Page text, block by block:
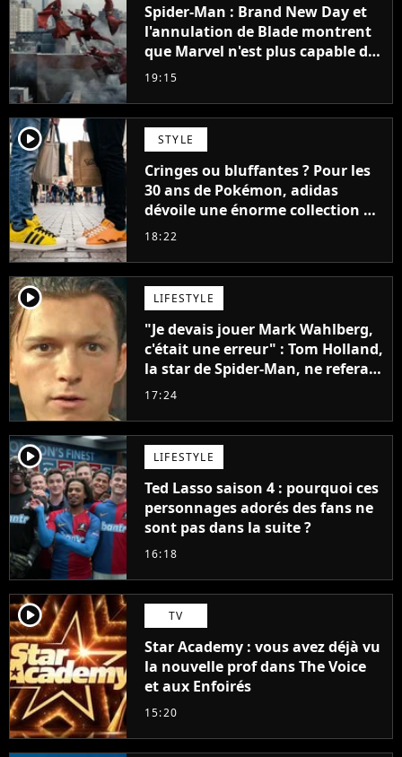
Spider-Man : Brand New Day et
l'annulation de Blade montrent
que Marvel n'est plus capable de
faire quoi que ce soit de simple
19:15
player2 STYLE
Cringes ou bluffantes ? Pour les
30 ans de Pokémon, adidas
dévoile une énorme collection de
sneakers et je ne sais pas quoi en
18:22
player2 LIFESTYLE
"Je devais jouer Mark Wahlberg,
c'était une erreur" : Tom Holland,
la star de Spider-Man, ne referait
pas ce blockbuster
17:24
player2 LIFESTYLE
Ted Lasso saison 4 : pourquoi ces
personnages adorés des fans ne
sont pas dans la suite ?
16:18
player2 TV
Star Academy : vous avez déjà vu
la nouvelle prof dans The Voice
et aux Enfoirés
15:20